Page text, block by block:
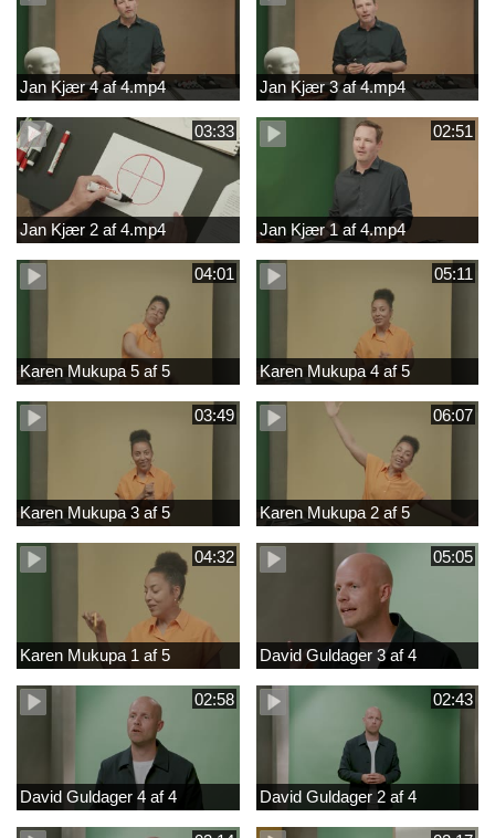
Jan Kjær 4 af 4.mp4 Jan Kjær 3 af 4.mp4
03:33
Jan Kjær 2 af 4.mp4
02:51
Jan Kjær 1 af 4.mp4
04:01
Karen Mukupa 5 af 5
05:11
Karen Mukupa 4 af 5
03:49
Karen Mukupa 3 af 5
06:07
Karen Mukupa 2 af 5
04:32
Karen Mukupa 1 af 5
05:05
David Guldager 3 af 4
02:58
David Guldager 4 af 4
02:43
David Guldager 2 af 4